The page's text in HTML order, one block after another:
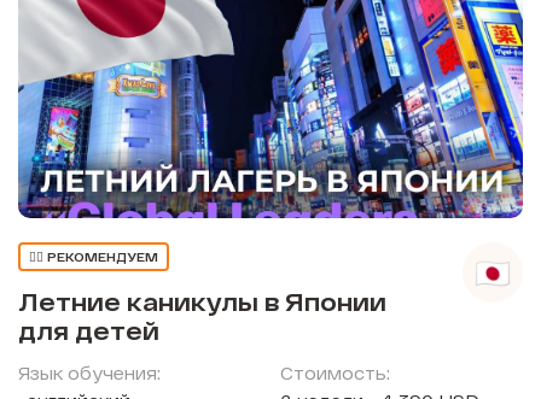
👍🏼 РЕКОМЕНДУЕМ
Летние каникулы в Японии
для детей
Язык обучения:
Стоимость: